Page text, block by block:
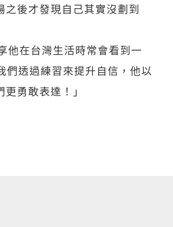
後才發現自己其實沒劃到
在台灣生活時常會看到一
們透過練習來提升自信，他以
勇敢表達！」